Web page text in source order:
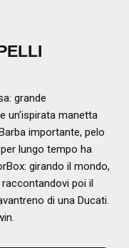
grande
un'ispirata manetta
importante, pelo
lungo tempo ha
girando il mondo,
poi il
di una Ducati.